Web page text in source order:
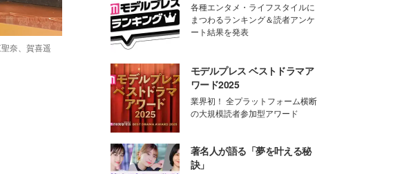
奈、賀喜遥
各種エンタメ・ライフスタイルに
まつわるランキング＆読者アンケ
ート結果を発表
モデルプレス ベストドラマア
ワード2025
業界初！ 全プラットフォーム横断
の大規模読者参加型アワード
著名人が語る「夢を叶える秘
訣」